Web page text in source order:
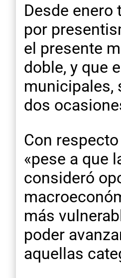
Desde enero
por
el presente
doble, y que
municipales,
dos
Con
«pese a que
consideró
más
poder
aquellas